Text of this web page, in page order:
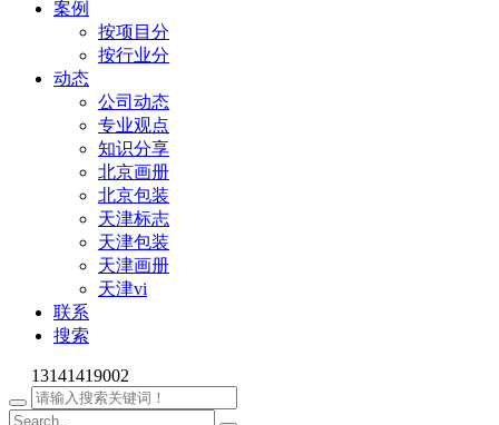
案例
按项目分
按行业分
动态
公司动态
专业观点
知识分享
北京画册
北京包装
天津标志
天津包装
天津画册
天津vi
联系
搜索
13141419002